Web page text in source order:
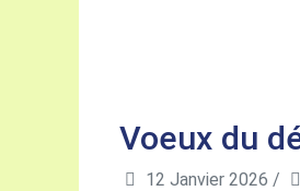
Voeux du
12 Janvier 2026 /